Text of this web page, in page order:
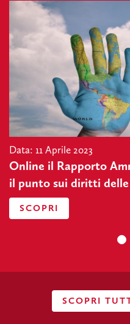
Data: 11 Aprile 2023
Online il Rapporto
il punto sui diritti delle
SCOPRI
SCOPRI